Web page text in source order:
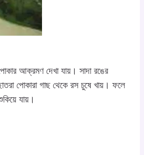
আক্রমণ দেখা যায়। সাদা রঙের
পোকারা গাছ থেকে রস চুষে খায়। ফলে
যায়।